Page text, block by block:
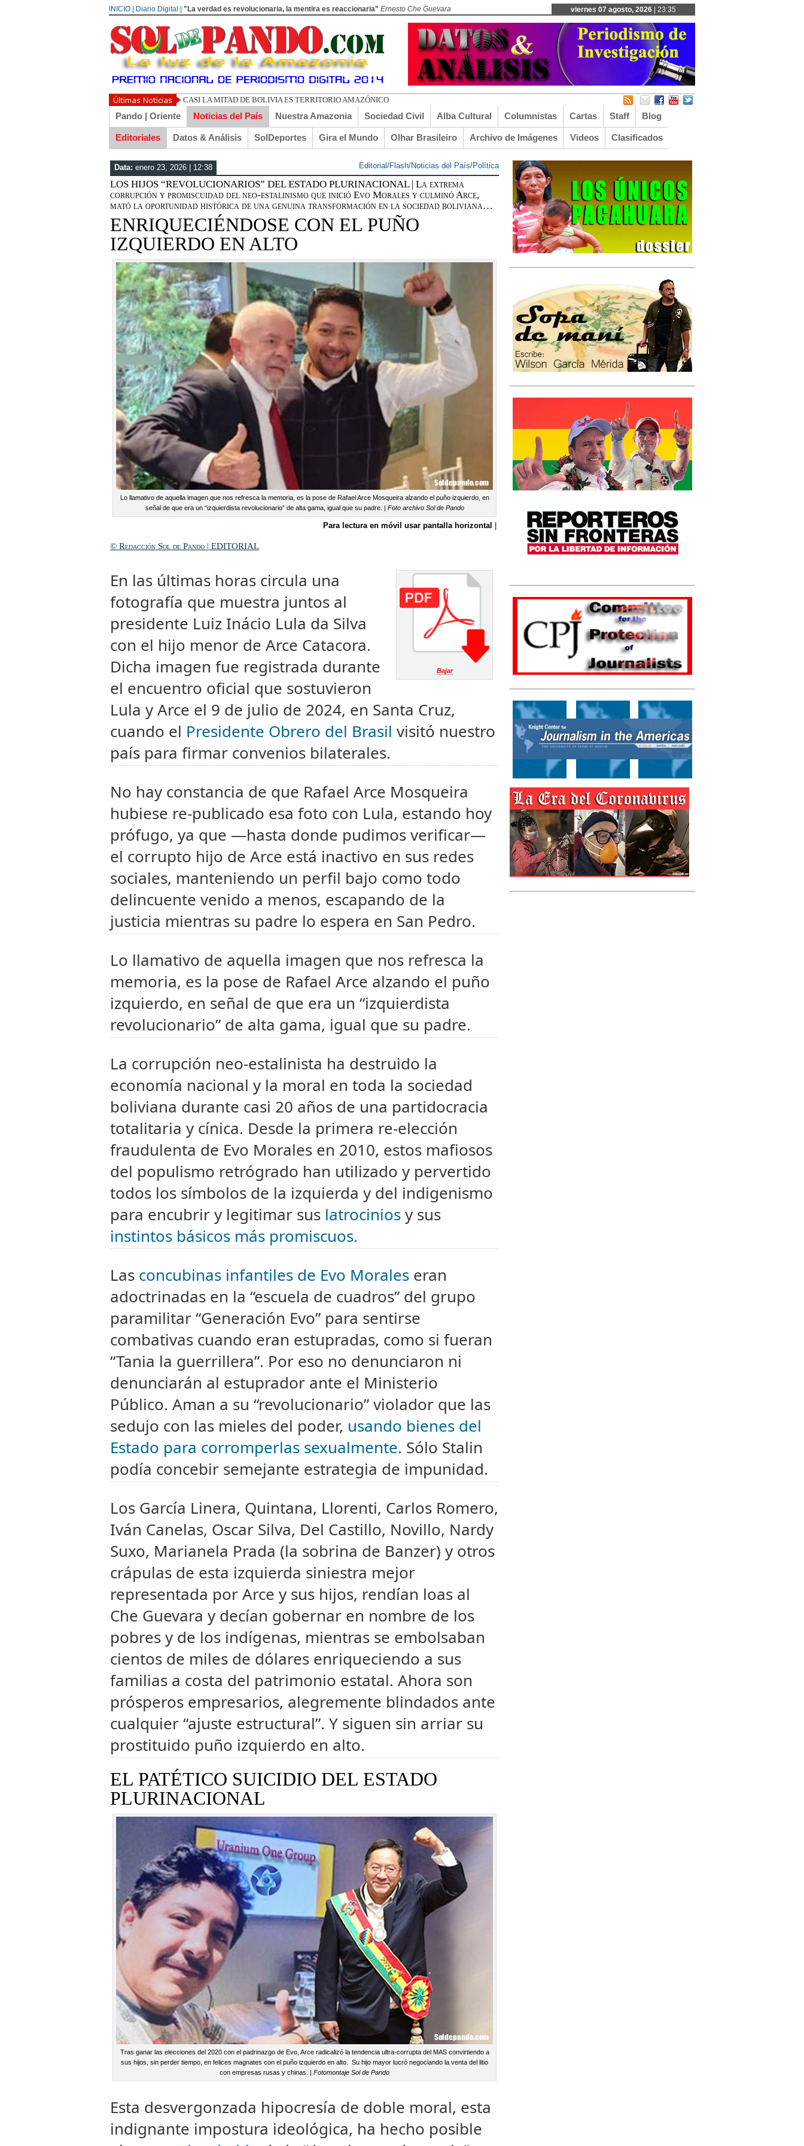
INICIO | Diario Digital | "La verdad es revolucionaria, la mentira es reaccionaria" Ernesto Che Guevara viernes 07 agosto, 2026 | 23:35
UN LIBERTARIO LLAMADO EL TURI
Pando | Oriente Noticias del País Nuestra Amazonia Sociedad Civil Alba Cultural Columnistas Cartas Staff Blog
Editoriales Datos & Análisis SolDeportes Gira el Mundo Olhar Brasileiro Archivo de Imágenes Videos Clasificados
Data: enero 23, 2026 | 12:38 Editorial/Flash/Noticias del País/Política
LOS HIJOS “REVOLUCIONARIOS” DEL ESTADO PLURINACIONAL | La extrema
corrupción y promiscuidad del neo-estalinismo que inició Evo Morales y culminó Arce,
mató la oportunidad histórica de una genuina transformación en la sociedad boliviana…
ENRIQUECIÉNDOSE CON EL PUÑO
IZQUIERDO EN ALTO
Lo llamativo de aquella imagen que nos refresca la memoria, es la pose de Rafael Arce Mosqueira alzando el puño izquierdo, en
señal de que era un “izquierdista revolucionario” de alta gama, igual que su padre. | Foto archivo Sol de Pando
Para lectura en móvil usar pantalla horizontal
© Redacción Sol de Pando | EDITORIAL
Bajar
En las últimas horas circula una
fotografía que muestra juntos al
presidente Luiz Inácio Lula da Silva
con el hijo menor de Arce Catacora.
Dicha imagen fue registrada durante
el encuentro oficial que sostuvieron
Lula y Arce el 9 de julio de 2024, en Santa Cruz,
cuando el Presidente Obrero del Brasil visitó nuestro
país para firmar convenios bilaterales.
No hay constancia de que Rafael Arce Mosqueira
hubiese re-publicado esa foto con Lula, estando hoy
prófugo, ya que —hasta donde pudimos verificar—
el corrupto hijo de Arce está inactivo en sus redes
sociales, manteniendo un perfil bajo como todo
delincuente venido a menos, escapando de la
justicia mientras su padre lo espera en San Pedro.
Lo llamativo de aquella imagen que nos refresca la
memoria, es la pose de Rafael Arce alzando el puño
izquierdo, en señal de que era un “izquierdista
revolucionario” de alta gama, igual que su padre.
La corrupción neo-estalinista ha destruido la
economía nacional y la moral en toda la sociedad
boliviana durante casi 20 años de una partidocracia
totalitaria y cínica. Desde la primera re-elección
fraudulenta de Evo Morales en 2010, estos mafiosos
del populismo retrógrado han utilizado y pervertido
todos los símbolos de la izquierda y del indigenismo
para encubrir y legitimar sus latrociniosy sus
instintos básicos más promiscuos.
Las concubinas infantiles de Evo Morales eran
adoctrinadas en la “escuela de cuadros” del grupo
paramilitar “Generación Evo” para sentirse
combativas cuando eran estupradas, como si fueran
“Tania la guerrillera”. Por eso no denunciaron ni
denunciarán al estuprador ante el Ministerio
Público. Aman a su “revolucionario” violador que las
sedujo con las mieles del poder, usando bienes del
Estado para corromperlas sexualmente. Sólo Stalin
podía concebir semejante estrategia de impunidad.
Los García Linera, Quintana, Llorenti, Carlos Romero,
Iván Canelas, Oscar Silva, Del Castillo, Novillo, Nardy
Suxo, Marianela Prada (la sobrina de Banzer) y otros
crápulas de esta izquierda siniestra mejor
representada por Arce y sus hijos, rendían loas al
Che Guevara y decían gobernar en nombre de los
pobres y de los indígenas, mientras se embolsaban
cientos de miles de dólares enriqueciendo a sus
familias a costa del patrimonio estatal. Ahora son
prósperos empresarios, alegremente blindados ante
cualquier “ajuste estructural”. Y siguen sin arriar su
prostituido puño izquierdo en alto.
EL PATÉTICO SUICIDIO DEL ESTADO
PLURINACIONAL
Tras ganar las elecciones del 2020 con el padrinazgo de Evo, Arce radicalizó la tendencia ultra-corrupta del MAS convirtiendo a
sus hijos, sin perder tiempo, en felices magnates con el puño izquierdo en alto. Su hijo mayor lucró negociando la venta del litio
con empresas rusas y chinas. | Fotomontaje Sol de Pando
Esta desvergonzada hipocresía de doble moral, esta
indignante impostura ideológica, ha hecho posible